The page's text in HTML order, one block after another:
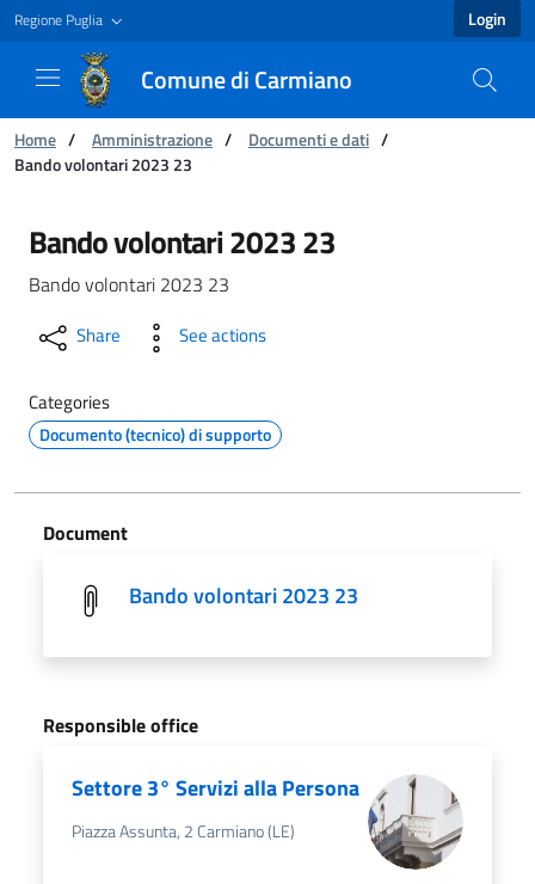
Regione Puglia Login
Comune di Carmiano
You are:
Home / Amministrazione / Documenti e dati /
Bando volontari 2023 23
Bando volontari 2023 23 - Comune di
Bando volontari 2023 23
Bando volontari 2023 23
Share See actions
Categories
Documento (tecnico) di supporto
Document
Bando volontari 2023 23
Responsible office
Settore 3° Servizi alla Persona
Piazza Assunta, 2 Carmiano (LE)